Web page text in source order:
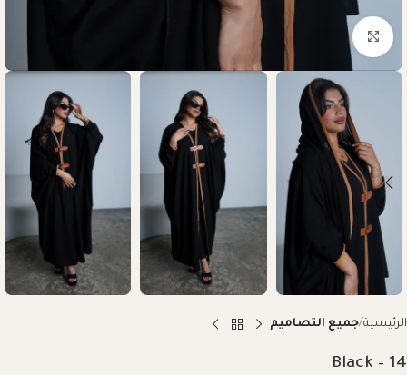
Click to enlarge
الرئيسية جميع التصاميم
Black – 14